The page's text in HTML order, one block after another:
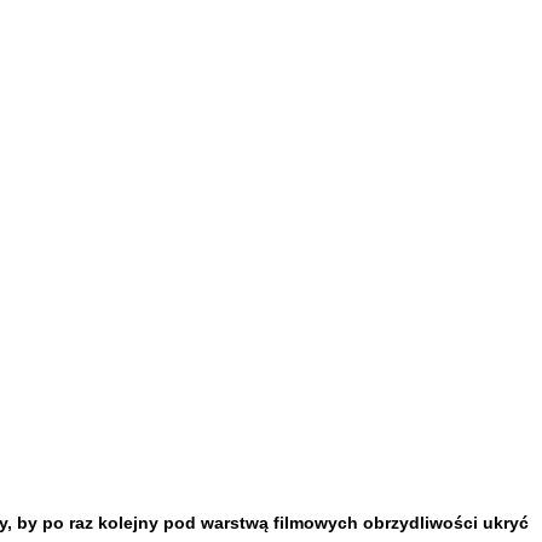
by po raz kolejny pod warstwą filmowych obrzydliwości ukryć